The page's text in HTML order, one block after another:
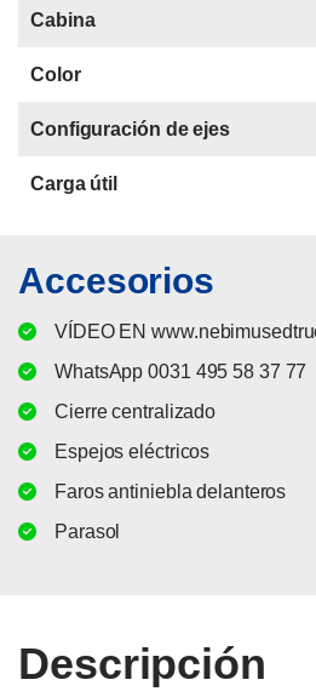
Cabina
Color
Configuración de ejes
Carga útil
Accesorios
VÍDEO EN
WhatsApp 0031 495 58 37 77
Cierre centralizado
Espejos eléctricos
Faros antiniebla delanteros
Parasol
Descripción